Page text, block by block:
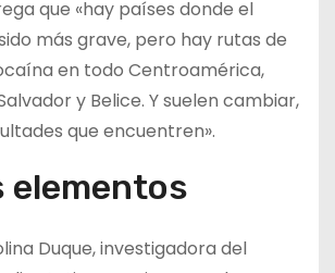
que «hay países donde el
más grave, pero hay rutas de
en todo Centroamérica,
y Belice. Y suelen cambiar,
que encuentren».
elementos
Duque, investigadora del